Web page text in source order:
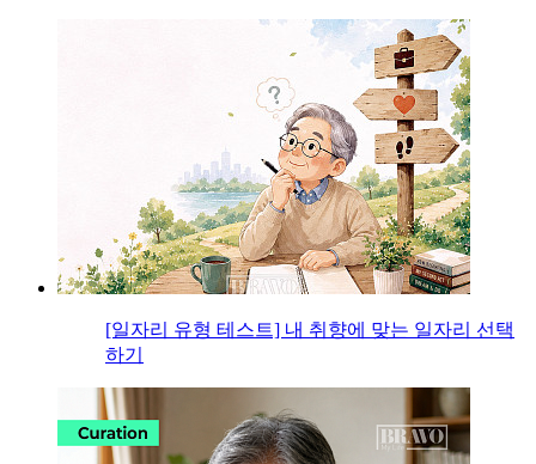
[일자리 유형 테스트] 내 취향에 맞는 일자리 선택
하기